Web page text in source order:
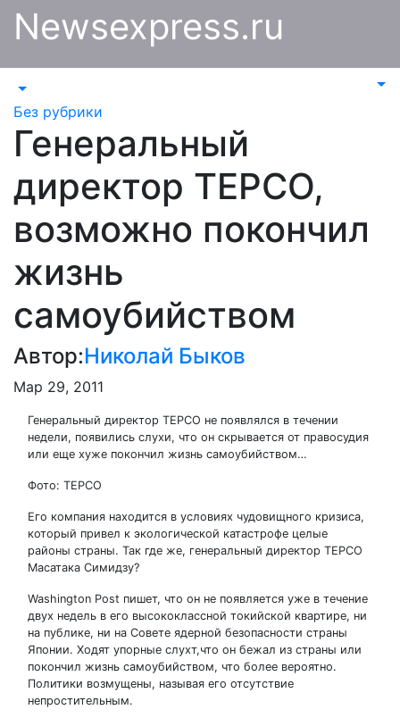
Перейти
Newsexpress.ru
Без рубрики
Генеральный
директор TEPCO,
возможно покончил
жизнь
самоубийством
Автор:Николай Быков
Мар 29, 2011
Генеральный директор TEPCO не появлялся в течении
недели, появились слухи, что он скрывается от правосудия
или еще хуже покончил жизнь самоубийством…
Фото: TEPCO
Его компания находится в условиях чудовищного кризиса,
который привел к экологической катастрофе целые
районы страны. Так где же, генеральный директор TEPCO
Масатака Симидзу?
Washington Post пишет, что он не появляется уже в течение
двух недель в его высококлассной токийской квартире, ни
на публике, ни на Совете ядерной безопасности страны
Японии. Ходят упорные слухт,что он бежал из страны или
покончил жизнь самоубийством, что более вероятно.
Политики возмущены, называя его отсутствие
непростительным.